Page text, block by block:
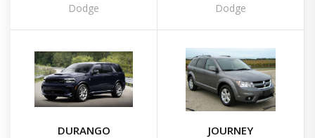
Dodge Dodge
DURANGO JOURNEY